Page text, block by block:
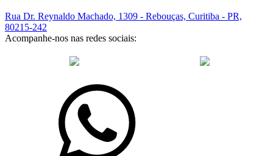
Rua Dr. Reynaldo Machado, 1309 - Rebouças, Curitiba - PR,
80215-242
Acompanhe-nos nas redes sociais: